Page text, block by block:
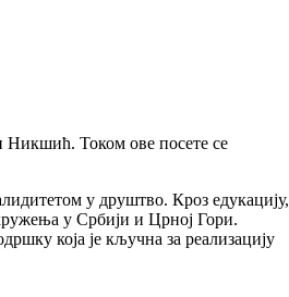
Никшић. Током ове посете се
у друштво. Кроз едукацију,
у Србији и Црној Гори.
која је кључна за реализацију